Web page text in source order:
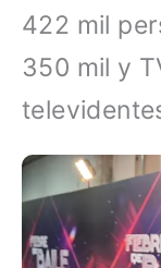
422 mil
350 mil y